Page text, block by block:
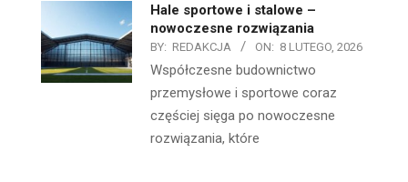
Hale sportowe i stalowe –
nowoczesne rozwiązania
BY: REDAKCJA ON: 8 LUTEGO, 2026
Współczesne budownictwo
przemysłowe i sportowe coraz
częściej sięga po nowoczesne
rozwiązania, które